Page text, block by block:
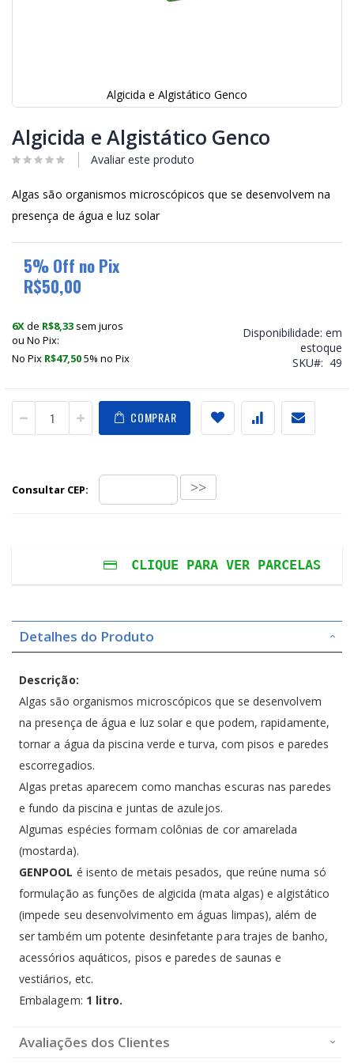
Algicida e Algistático Genco
para
o
início
Galeria
de
imagens
Algicida e Algistático Genco
Avaliar este produto
Algas são organismos microscópicos que se desenvolvem na
presença de água e luz solar
5% Off no Pix
R$50,00
6Xde R$8,33 sem juros
ou No Pix:
No Pix R$47,505% no Pix
Disponibilidade: em
estoque
SKU
49
COMPRAR
Consultar CEP: >>
CLIQUE PARA VER PARCELAS
ou No Pix:
Em2xdeR$25,00 sem juros
ou No Pix:
Em3xde
Em
R$12,50
ou No Pix:
Em5x deR$10,00 sem juros
ou No Pix:
Em 6xde R$8,33 sem juros
ou No Pix:
Os valores apresentados são apenas para consulta, o valor real da parcela será exibido no
fechamento do pedido.
Detalhes do Produto
Descrição:
Algas são organismos microscópicos que se desenvolvem
na presença de água e luz solar e que podem, rapidamente,
tornar a água da piscina verde e turva, com pisos e paredes
escorregadios.
Algas pretas aparecem como manchas escuras nas paredes
e fundo da piscina e juntas de azulejos.
Algumas espécies formam colônias de cor amarelada
(mostarda).
GENPOOL é isento de metais pesados, que reúne numa só
formulação as funções de algicida (mata algas) e algistático
(impede seu desenvolvimento em águas limpas), além de
ser também um potente desinfetante para trajes de banho,
acessórios aquáticos, pisos e paredes de saunas e
vestiários, etc.
Embalagem: 1 litro.
Avaliações dos Clientes